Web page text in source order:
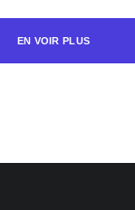
EN VOIR PLUS